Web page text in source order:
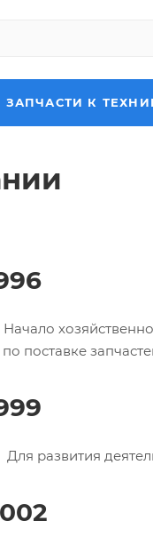
ЗАПЧАСТИ К
Начало
по поставке
Для развития